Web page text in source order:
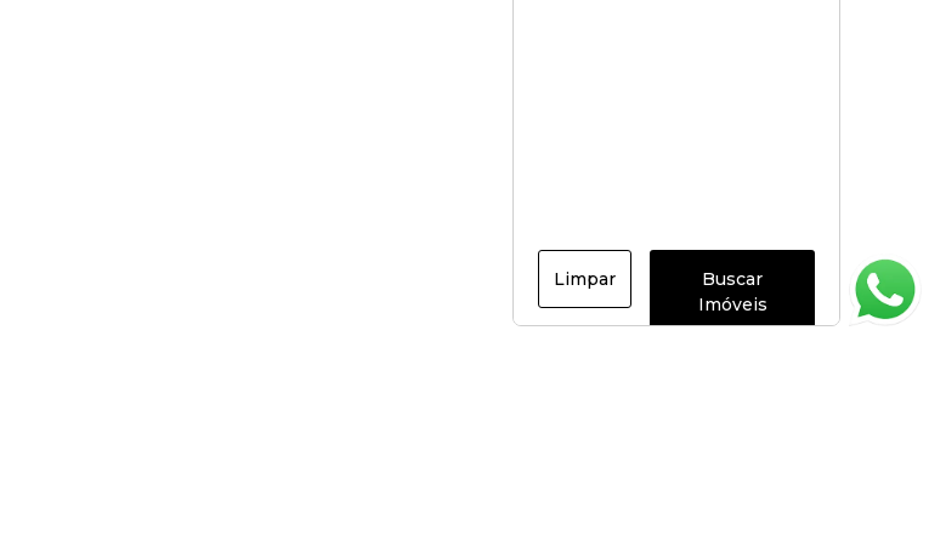
Limpar
Buscar
Imóveis